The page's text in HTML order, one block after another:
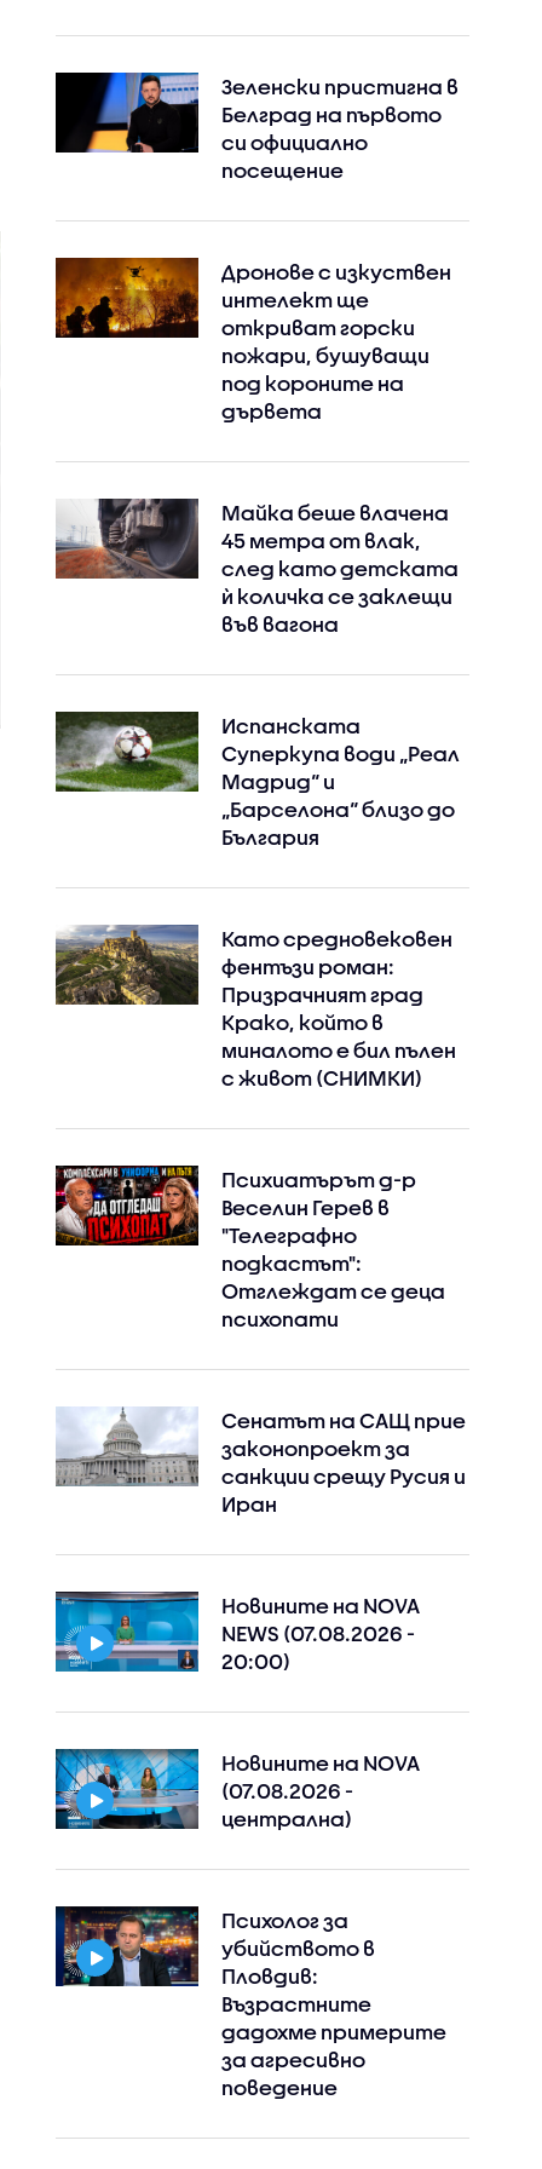
Зеленски пристигна в
Белград на първото
си официално
посещение
Дронове с изкуствен
интелект ще
откриват горски
пожари, бушуващи
под короните на
дървета
Майка беше влачена
45 метра от влак,
след като детската
ѝ количка се заклещи
във вагона
Испанската
Суперкупа води „Реал
Мадрид“ и
„Барселона“ близо до
България
Като средновековен
фентъзи роман:
Призрачният град
Крако, който в
миналото е бил пълен
с живот (СНИМКИ)
Психиатърът д-р
Веселин Герев в
"Телеграфно
подкастът":
Отглеждат се деца
психопати
Сенатът на САЩ прие
законопроект за
санкции срещу Русия и
Иран
Новините на NOVA
NEWS (07.08.2026 -
20:00)
Новините на NOVA
(07.08.2026 -
централна)
Психолог за
убийството в
Пловдив:
Възрастните
дадохме примерите
за агресивно
поведение